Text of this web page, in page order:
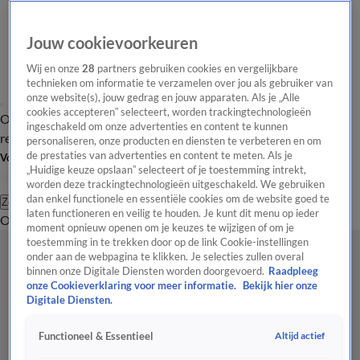
Overzicht Laatste nieuws Regionieuws Het beste van Hart
Tip de
redactie
Volg Hart van Nederland
Zoeken
OverzichtRegioUitzendingenWeerTip de redactiePanelVideo's
Jouw cookievoorkeuren
Wij en onze28 partners gebruiken cookies en vergelijkbare
technieken om informatie te verzamelen over jou als gebruiker van
onze website(s), jouw gedrag en jouw apparaten. Als je „Alle
cookies accepteren” selecteert, worden trackingtechnologieën
ingeschakeld om onze advertenties en content te kunnen
personaliseren, onze producten en diensten te verbeteren en om
de prestaties van advertenties en content te meten. Als je
„Huidige keuze opslaan” selecteert of je toestemming intrekt,
worden deze trackingtechnologieën uitgeschakeld. We gebruiken
dan enkel functionele en essentiële cookies om de website goed te
laten functioneren en veilig te houden. Je kunt dit menu op ieder
moment opnieuw openen om je keuzes te wijzigen of om je
toestemming in te trekken door op de link Cookie-instellingen
onder aan de webpagina te klikken. Je selecties zullen overal
binnen onze Digitale Diensten worden doorgevoerd. Raadpleeg
onze Cookieverklaring voor meer informatie.
Bekijk hier onze
Digitale Diensten.
Functioneel & Essentieel Altijd actief